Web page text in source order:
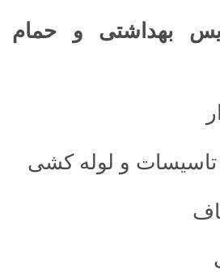
بهداشتی و حمام
تاسیسات و لوله کشی